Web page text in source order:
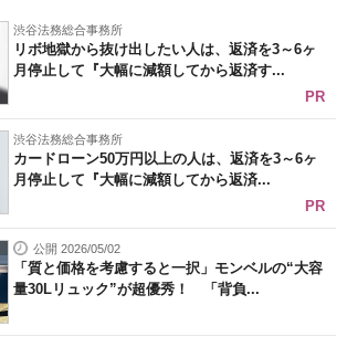
者専門サイト
専門サイト
応用
門メディア
ーの最前線
ネットの話題
渋谷法務総合事務所
リボ地獄から抜け出したい人は、返済を3～6ヶ
月停止して『大幅に減額してから返済す...
PR
渋谷法務総合事務所
カードローン50万円以上の人は、返済を3～6ヶ
月停止して『大幅に減額してから返済...
PR
公開 2026/05/02
「質と価格を考慮すると一択」モンベルの“大容
量30Lリュック”が超優秀！ 「背負...